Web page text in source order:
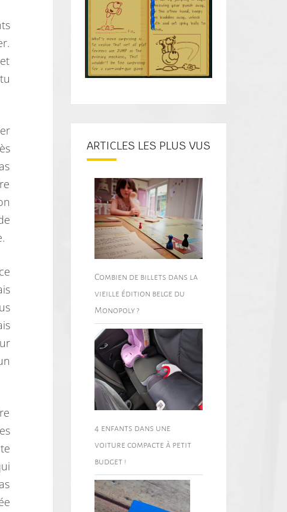
ARTICLES LES PLUS VUS
Combien de billets dans la
vieille édition belge du
Monopoly ?
4 enfants dans une
voiture compacte à petit
budget !